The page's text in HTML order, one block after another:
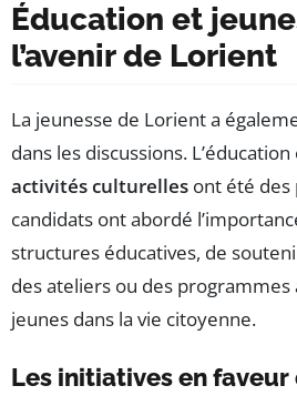
Éducation et
l’avenir de Lorient
La jeunesse de Lorient a
dans les discussions. L’éducation
activités culturelles ont été des
candidats ont abordé
structures éducatives, de
des ateliers ou des programmes
jeunes dans la vie citoyenne.
Les initiatives en faveur